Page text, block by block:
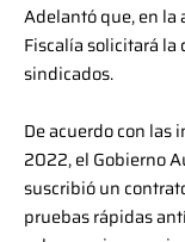
Adelantó que, en la
Fiscalía solicitará
sindicados.
De acuerdo con las
2022, el Gobierno
suscribió un
pruebas rápidas